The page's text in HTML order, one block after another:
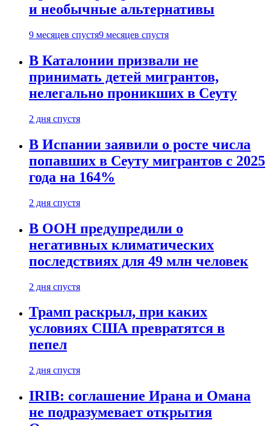
и необычные альтернативы
9 месяцев спустя9 месяцев спустя
В Каталонии призвали не
принимать детей мигрантов,
нелегально проникших в Сеуту
2 дня спустя
В Испании заявили о росте числа
попавших в Сеуту мигрантов с 2025
года на 164%
2 дня спустя
В ООН предупредили о
негативных климатических
последствиях для 49 млн человек
2 дня спустя
Трамп раскрыл, при каких
условиях США превратятся в
пепел
2 дня спустя
IRIB: соглашение Ирана и Омана
не подразумевает открытия